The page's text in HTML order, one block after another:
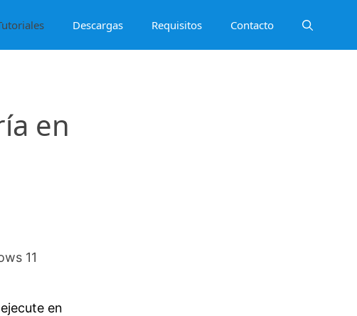
Descargas Requisitos Contacto
en
11
en